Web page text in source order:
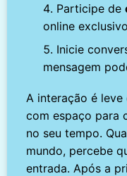
Participe de
online
Inicie
mensagem
A interação é
com espaço para
no seu tempo.
mundo, percebe
entrada. Após a